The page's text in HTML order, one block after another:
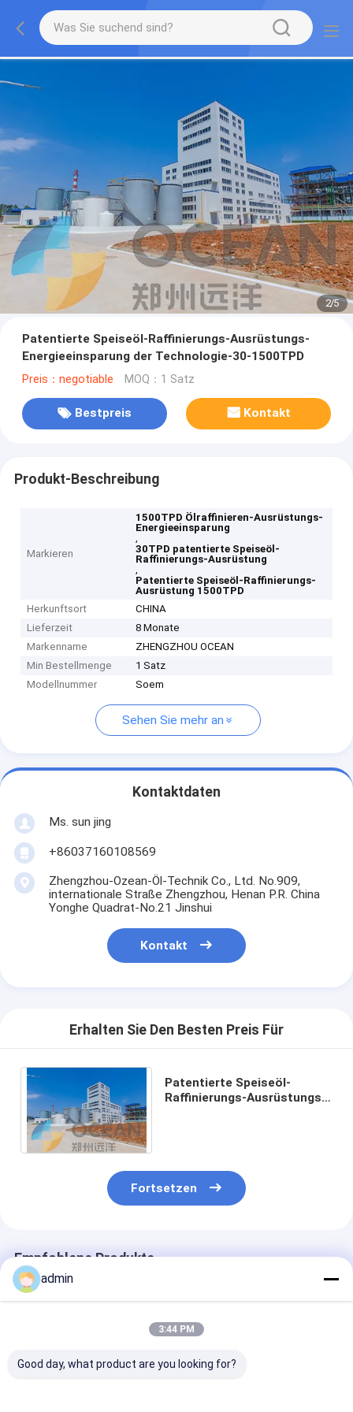
2/5
Patentierte Speiseöl-Raffinierungs-Ausrüstungs-
Energieeinsparung der Technologie-30-1500TPD
Preis：negotiable MOQ：1 Satz
Bestpreis Kontakt
Produkt-Beschreibung
Markieren
1500TPD Ölraffinieren-Ausrüstungs-
Energieeinsparung
,
30TPD patentierte Speiseöl-
Raffinierungs-Ausrüstung
,
Patentierte Speiseöl-Raffinierungs-
Ausrüstung 1500TPD
Herkunftsort
CHINA
Lieferzeit
8 Monate
Markenname
ZHENGZHOU OCEAN
Min Bestellmenge
1 Satz
Modellnummer
Soem
Sehen Sie mehr an
Kontaktdaten
Ms. sun jing
+86037160108569
Zhengzhou-Ozean-Öl-Technik Co., Ltd. No.909,
internationale Straße Zhengzhou, Henan P.R. China
Yonghe Quadrat-No.21 Jinshui
Kontakt
Erhalten Sie Den Besten Preis Für
Patentierte Speiseöl-
Raffinierungs-Ausrüstungs-
Fortsetzen
Empfohlene Produkte
admin
3:44 PM
Good day, what product are you looking for?